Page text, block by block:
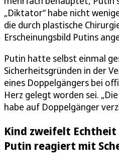
„Diktator“ habe nicht
die durch plastische
Erscheinungsbild Putins
Putin hatte selbst einmal
Sicherheitsgründen in der
eines Doppelgängers bei
Herz gelegt worden sei.
habe auf Doppelgänger
Kind zweifelt Echtheit
Putin reagiert mit